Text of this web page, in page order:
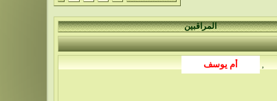
المراقبين
,